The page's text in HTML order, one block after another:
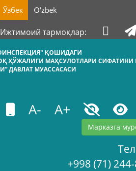
Ўзбек O'zbek
Ижтимоий тармоқлар:
ҚОШИДАГИ
ҲЎЖАЛИГИ МАҲСУЛОТЛАРИ
ДАВЛАТ МУАССАСАСИ
A- A+
Марказга
+998 (71)